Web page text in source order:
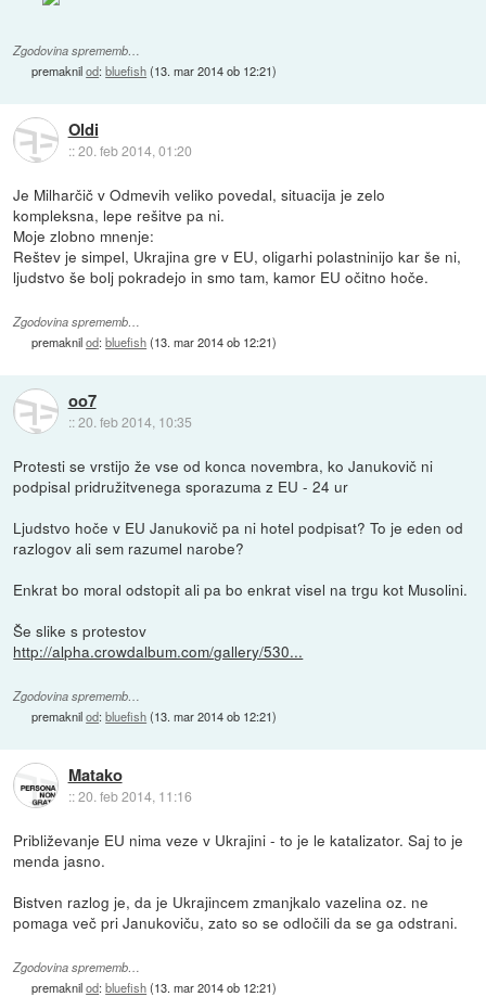
Zgodovina sprememb…
premaknilod:bluefish(13. mar 2014 ob 12:21)
Oldi
::20. feb 2014, 01:20
Je Milharčič v Odmevih veliko povedal, situacija je zelo
kompleksna, lepe rešitve pa ni.
Moje zlobno mnenje:
Reštev je simpel, Ukrajina gre v EU, oligarhi polastninijo kar še ni,
ljudstvo še bolj pokradejo in smo tam, kamor EU očitno hoče.
Zgodovina sprememb…
premaknilod:bluefish(13. mar 2014 ob 12:21)
oo7
::20. feb 2014, 10:35
Protesti se vrstijo že vse od konca novembra, ko Janukovič ni
podpisal pridružitvenega sporazuma z EU - 24 ur
Ljudstvo hoče v EU Janukovič pa ni hotel podpisat? To je eden od
razlogov ali sem razumel narobe?
Enkrat bo moral odstopit ali pa bo enkrat visel na trgu kot Musolini.
Še slike s protestov
http://alpha.crowdalbum.com/gallery/530...
Zgodovina sprememb…
premaknilod:bluefish(13. mar 2014 ob 12:21)
Matako
::20. feb 2014, 11:16
Približevanje EU nima veze v Ukrajini - to je le katalizator. Saj to je
menda jasno.
Bistven razlog je, da je Ukrajincem zmanjkalo vazelina oz. ne
pomaga več pri Janukoviču, zato so se odločili da se ga odstrani.
Zgodovina sprememb…
premaknilod:bluefish(13. mar 2014 ob 12:21)